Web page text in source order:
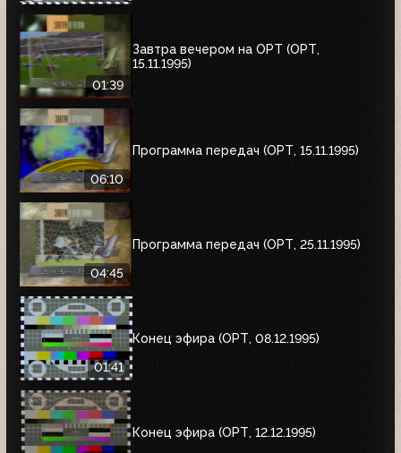
01:39
Завтра вечером на ОРТ (ОРТ,
15.11.1995)
06:10
Программа передач (ОРТ, 15.11.1995)
04:45
Программа передач (ОРТ, 25.11.1995)
01:41
Конец эфира (ОРТ, 08.12.1995)
Конец эфира (ОРТ, 12.12.1995)